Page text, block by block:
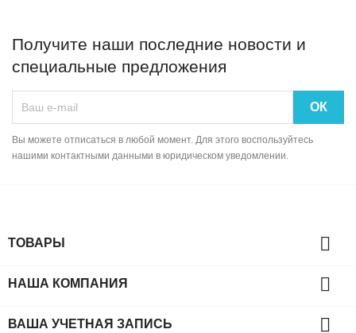
Получите наши последние новости и
специальные предложения
Вы можете отписаться в любой момент. Для этого воспользуйтесь
нашими контактными данными в юридическом уведомлении.
ТОВАРЫ 
НАША КОМПАНИЯ 
ВАША УЧЕТНАЯ ЗАПИСЬ 